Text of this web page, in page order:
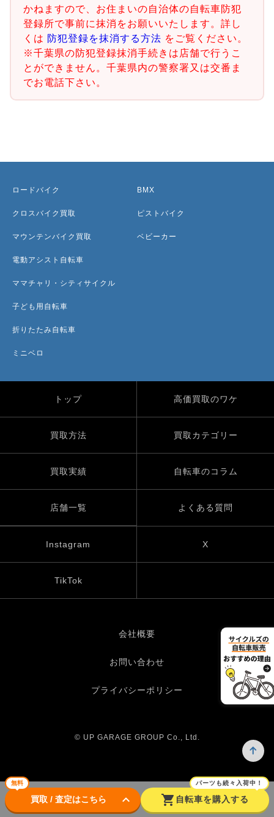
かねますので、お住まいの自治体の自転車防犯
登録所で事前に抹消をお願いいたします。詳し
くは 防犯登録を抹消する方法 をご覧ください。
※千葉県の防犯登録抹消手続きは店舗で行うこ
とができません。千葉県内の警察署又は交番ま
でお電話下さい。
無料
買取 / 査定はこちら keyboard_arrow_down shopping_cart
パーツも続々入荷中！
自転車を購入する
ロードバイク
クロスバイク買取
マウンテンバイク買取
電動アシスト自転車
ママチャリ・シティサイクル
子ども用自転車
折りたたみ自転車
ミニベロ
BMX
ピストバイク
ベビーカー
トップ 高価買取のワケ
買取方法 買取カテゴリー
買取実績 自転車のコラム
店舗一覧 よくある質問
Instagram X
TikTok
会社概要
お問い合わせ
プライバシーポリシー
© UP GARAGE GROUP Co., Ltd.